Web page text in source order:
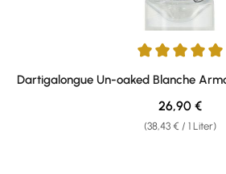
Durchschnittliche Bewertung von 5
Dartigalongue Un-oaked Blanche
(38,43 € / 1 Liter)
Regulärer
26,90 €